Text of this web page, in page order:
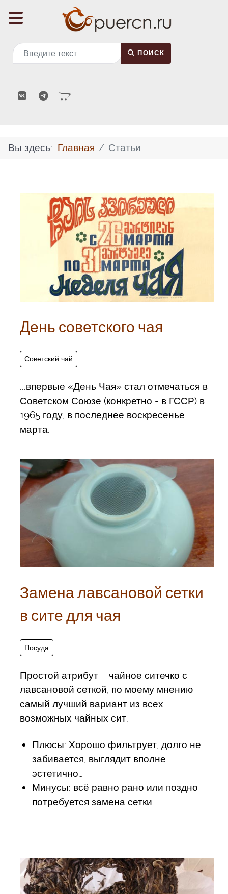
Поиск ПОИСК
Вы здесь: Главная Статьи
День советского чая
Советский чай
...впервые «День Чая» стал отмечаться в
Советском Союзе (конкретно - в ГССР) в
1965 году, в последнее воскресенье
марта.
Замена лавсановой сетки
в сите для чая
Посуда
Простой атрибут – чайное ситечко с
лавсановой сеткой, по моему мнению –
самый лучший вариант из всех
возможных чайных сит.
Плюсы: Хорошо фильтрует, долго не
забивается, выглядит вполне
эстетично…
Минусы: всё равно рано или поздно
потребуется замена сетки.